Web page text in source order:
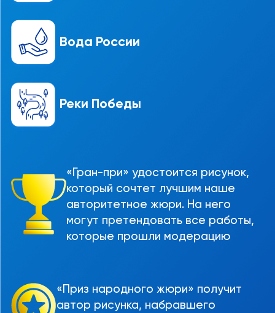
Вода России
Реки Победы
«Гран-при» удостоится рисунок,
который сочтет лучшим наше
авторитетное жюри. На него
могут претендовать все работы,
которые прошли модерацию
«Приз народного жюри» получит
автор рисунка, набравшего